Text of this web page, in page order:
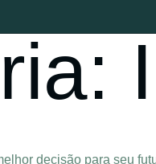
decisão para seu